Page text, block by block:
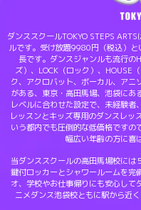
ダンススクールTOKYO STEPS
ルです。受け放題9980円（税込）
長です。ダンスジャンルも流行の
ズ）、LOCK（ロック）、HOUSE
ク、アクロバット、ボーカル、ア
がある、東京・高田馬場、池袋に
レベルに合わせた設定で、未経験
レッスンとキッズ専用のダンスレ
いう都内でも圧倒的な低価格です
幅広い年齢の方に喜
当ダンススクールの高田馬場校には
鍵付ロッカーとシャワールームを完
オ、学校やお仕事帰りにも安心して
ニメダンス池袋校ともに駅から近